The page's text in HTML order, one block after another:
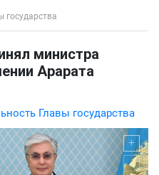
государства
министра
Арарата
Главы государства